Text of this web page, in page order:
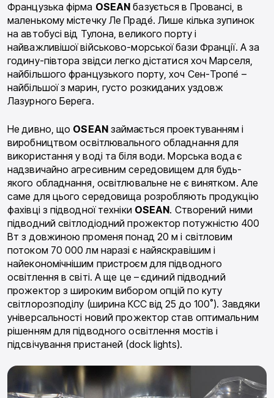
Французька фірма OSEAN базується в Провансі, в
маленькому містечку Ле Праде́. Лише кілька зупинок
на автобусі від Тулона, великого порту і
найважливішої військово-морської бази Франції. А за
годину-півтора звідси легко дістатися хоч Марселя,
найбільшого французького порту, хоч Сен-Тропе́ –
найбільшої з марин, густо розкиданих уздовж
Лазурного Берега.
Не дивно, що OSEANзаймається проектуванням і
виробництвом освітлювального обладнання для
використання у воді та біля води. Морська вода є
надзвичайно агресивним середовищем для будь-
якого обладнання, освітлювальне не є винятком. Але
саме для цього середовища розробляють продукцію
фахівці з підводної техніки OSEAN. Створений ними
підводний світлодіодний прожектор потужністю 400
Вт з довжиною променя понад 20 м і світловим
потоком 70 000 лм наразі є найяскравішим і
найекономічнішим пристроєм для підводного
освітлення в світі. А ще це – єдиний підводний
прожектор з широким вибором опцій по куту
світлорозподілу (ширина КСС від 25 до 100˚). Завдяки
універсальності новий прожектор став оптимальним
рішенням для підводного освітлення мостів і
підсвічування пристаней (dock lights).